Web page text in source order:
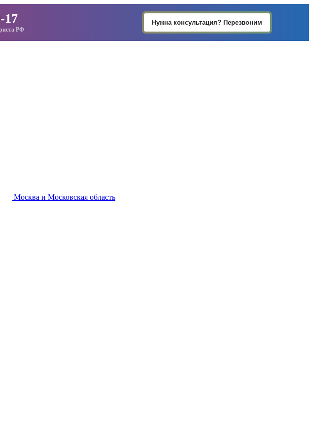
17
РФ
Нужна консультация? Перезвоним
Москва и Московская область